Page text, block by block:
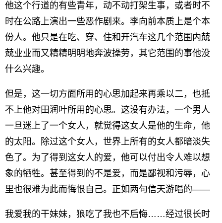
他这个行道的有些青年，动不动打架生事，或者时不
时在公路上演出一些恶作剧来。李向前本质上是个本
份人。他只是在吃、穿、住和开汽车这几个范围内兢
兢业业而又精精明明地奔波操劳，其它范围的事他没
什么兴趣。
但是，这一切方面所用的心思加起来再乘以二，也抵
不上他对田润叶所用的心思。这没有办法，一个男人
一旦迷上了一个女人，就觉得这女人是他的生命，他
的太阳。除过这个女人，世界上所有的女人都暗淡失
色了。为了得到这女人的爱，他可以付出令人难以想
象的牺牲。甚至得到的不是爱，而是鄙视和污辱，心
里也很难为此而悔恨自己。正如两句信天游唱的——
我爱我的干妹妹，狼吃了我也不后悔……经过很长时